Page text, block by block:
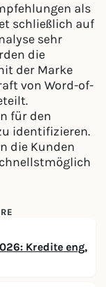
als
schließlich auf
sehr
die
der Marke
von Word-of-
für den
identifizieren.
die Kunden
Kredite eng,